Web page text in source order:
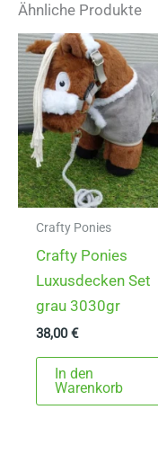
Ähnliche Produkte
Crafty Ponies
Crafty Ponies
Luxusdecken Set
grau 3030gr
38,00€
In den
Warenkorb